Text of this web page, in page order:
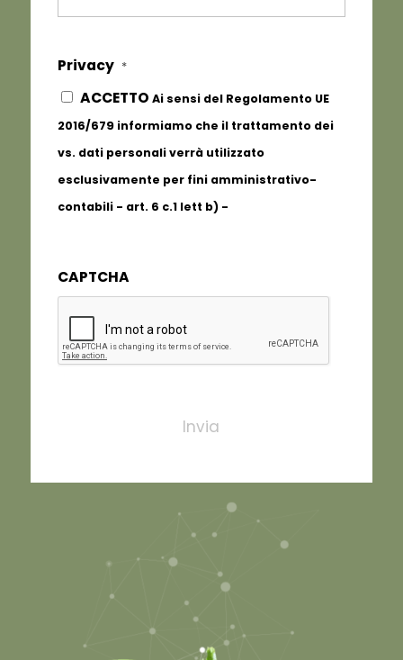
Privacy *
ACCETTO Ai sensi del Regolamento UE
2016/679 informiamo che il trattamento dei
vs. dati personali verrà utilizzato
esclusivamente per fini amministrativo-
contabili - art. 6 c.1 lett b) -
CAPTCHA